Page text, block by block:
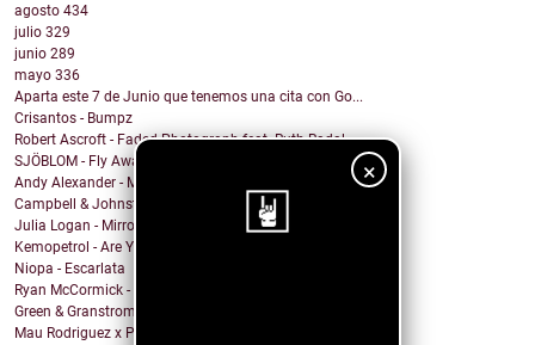
×
agosto 434
julio 329
junio 289
mayo 336
Aparta este 7 de Junio que tenemos una cita con Go...
Crisantos - Bumpz
Robert Ascroft - Faded Photograph feat. Ruth Radal...
SJÖBLOM - Fly Away With Me
Andy Alexander - Mr. Cool
Campbell & Johnston - Don’t Get Down (On a Good Th...
Julia Logan - Mirrors
Kemopetrol - Are You Coming Home?
Niopa - Escarlata
Ryan McCormick - Sonic Boom
Green & Granstrom - Only Summer
Mau Rodriguez x Perfecto Mando x Grupo la Union - ...